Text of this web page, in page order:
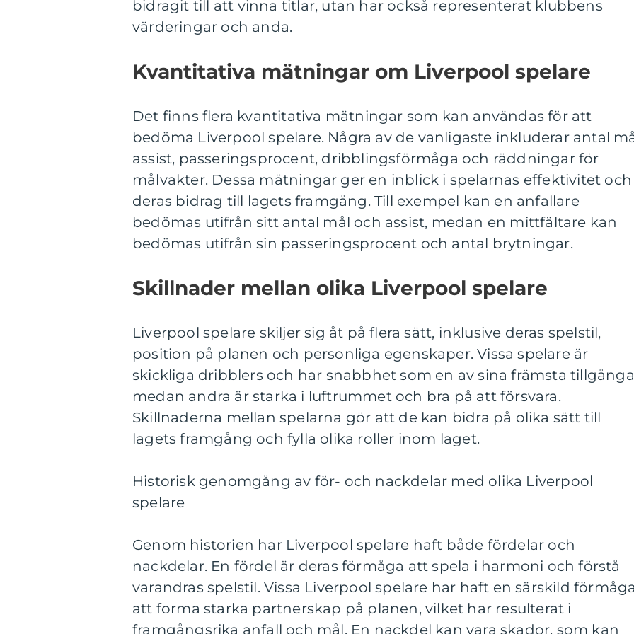
bidragit till att vinna titlar, utan har också representerat klubbens
värderingar och anda.
Kvantitativa mätningar om Liverpool spelare
Det finns flera kvantitativa mätningar som kan användas för att
bedöma Liverpool spelare. Några av de vanligaste inkluderar antal
assist, passeringsprocent, dribblingsförmåga och räddningar för
målvakter. Dessa mätningar ger en inblick i spelarnas effektivitet och
deras bidrag till lagets framgång. Till exempel kan en anfallare
bedömas utifrån sitt antal mål och assist, medan en mittfältare kan
bedömas utifrån sin passeringsprocent och antal brytningar.
Skillnader mellan olika Liverpool spelare
Liverpool spelare skiljer sig åt på flera sätt, inklusive deras spelstil,
position på planen och personliga egenskaper. Vissa spelare är
skickliga dribblers och har snabbhet som en av sina främsta
medan andra är starka i luftrummet och bra på att försvara.
Skillnaderna mellan spelarna gör att de kan bidra på olika sätt till
lagets framgång och fylla olika roller inom laget.
Historisk genomgång av för- och nackdelar med olika Liverpool
spelare
Genom historien har Liverpool spelare haft både fördelar och
nackdelar. En fördel är deras förmåga att spela i harmoni och förstå
varandras spelstil. Vissa Liverpool spelare har haft en särskild
att forma starka partnerskap på planen, vilket har resulterat i
framgångsrika anfall och mål. En nackdel kan vara skador, som kan